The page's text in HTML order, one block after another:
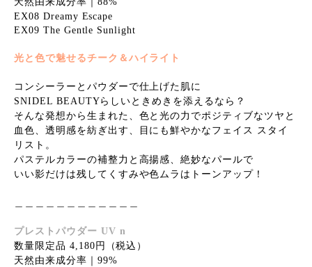
EX08 Dreamy Escape
EX09 The Gentle Sunlight
光と色で魅せるチーク＆ハイライト
コンシーラーとパウダーで仕上げた肌に
SNIDEL BEAUTYらしいときめきを添えるなら？
そんな発想から生まれた、色と光の力でポジティブなツヤと
血色、透明感を紡ぎ出す、目にも鮮やかなフェイス スタイ
リスト。
パステルカラーの補整力と高揚感、絶妙なパールで
いい影だけは残してくすみや色ムラはトーンアップ！
プレストパウダー UV n
数量限定品 4,180円（税込）
天然由来成分率｜99%